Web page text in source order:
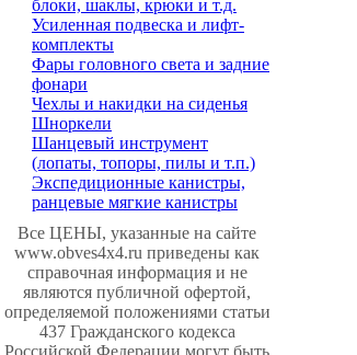
блоки, шаклы, крюки и т.д.
Усиленная подвеска и лифт-
комплекты
Фары головного света и задние
фонари
Чехлы и накидки на сиденья
Шноркели
Шанцевый инструмент
(лопаты, топоры, пилы и т.п.)
Экспедиционные канистры,
ранцевые мягкие канистры
Все ЦЕНЫ, указанные на сайте
www.obves4x4.ru приведены как
справочная информация и не
являются публичной офертой,
определяемой положениями статьи
437 Гражданского кодекса
Российской Федерации могут быть